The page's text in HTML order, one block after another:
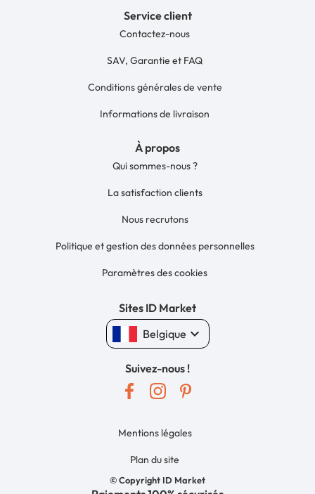
Service client
Contactez-nous
SAV, Garantie et FAQ
Conditions générales de vente
Informations de livraison
À propos
Qui sommes-nous ?
La satisfaction clients
Nous recrutons
Politique et gestion des données personnelles
Paramètres des cookies
Sites ID Market
Belgique keyboard_arrow_down
Suivez-nous !
© Copyright ID Market
Mentions légales
Plan du site